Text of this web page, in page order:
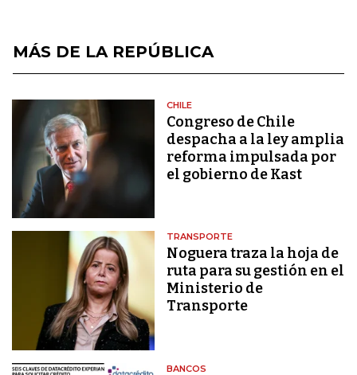
MÁS DE LA REPÚBLICA
CHILE
Congreso de Chile
despacha a la ley amplia
reforma impulsada por
el gobierno de Kast
TRANSPORTE
Noguera traza la hoja de
ruta para su gestión en el
Ministerio de
Transporte
BANCOS